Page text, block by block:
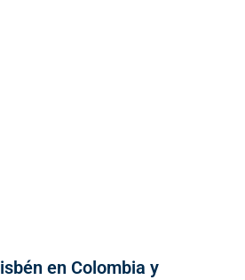
en Colombia y